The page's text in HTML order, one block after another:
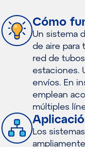
Cómo
Un sistema
de aire para
red de
estaciones.
envíos. En
emplean
múltiples
Los